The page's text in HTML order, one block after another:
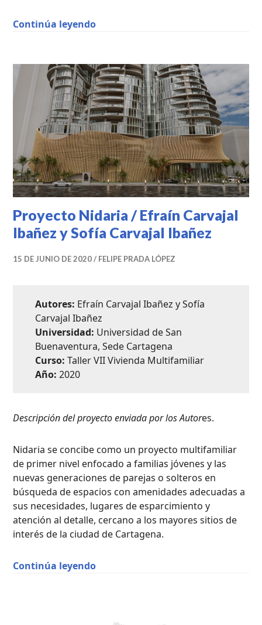
Continúa leyendo“Plataformas Entre Bosques /
ACADÉMICOS,
VIVIENDA
COLECTIVA
Proyecto Nidaria / Efraín Carvajal
Ibañez y Sofía Carvajal Ibañez
15 DE JUNIO DE 2020 FELIPE PRADA LÓPEZ
Autores: Efraín Carvajal Ibañez y Sofía
Carvajal Ibañez
Universidad: Universidad de San
Buenaventura, Sede Cartagena
Curso: Taller VII Vivienda Multifamiliar
Año: 2020
Descripción del proyecto enviada por los Autores.
Nidaria se concibe como un proyecto multifamiliar
de primer nivel enfocado a familias jóvenes y las
nuevas generaciones de parejas o solteros en
búsqueda de espacios con amenidades adecuadas a
sus necesidades, lugares de esparcimiento y
atención al detalle, cercano a los mayores sitios de
interés de la ciudad de Cartagena.
Continúa leyendo“Proyecto Nidaria / Efraín Carvajal